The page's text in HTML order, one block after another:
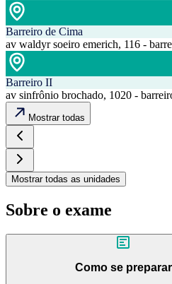
Barreiro de Cima
av waldyr soeiro emerich, 116 -
Barreiro II
av sinfrônio brochado, 1020 -
Mostrar todas
Mostrar todas as unidades
Sobre o exame
Como se preparar